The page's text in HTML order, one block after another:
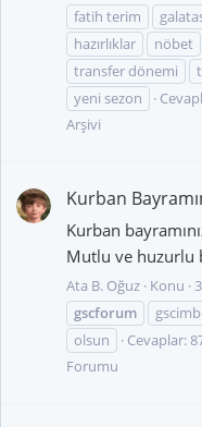
fatih terim
hazırlıklar
nöbet
transfer dönemi
yeni sezon
Arşivi
Kurban
Kurban
Mutlu ve huzurlu
Ata B. Oğuz Konu
gscforum
olsun
Cevaplar:
Forumu